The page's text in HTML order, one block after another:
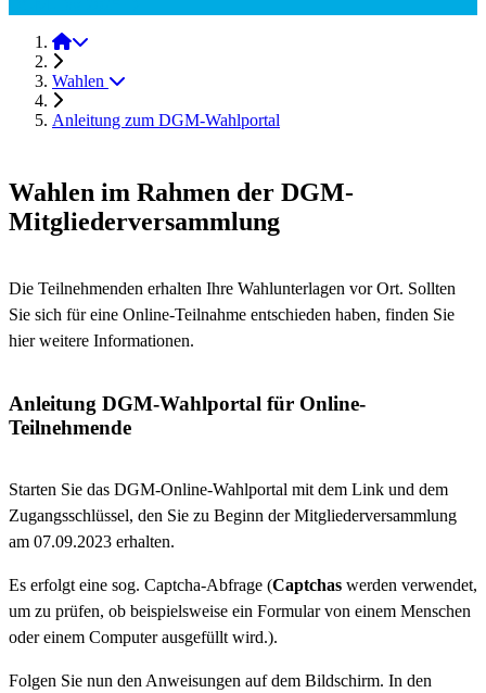
DGM-Tag 2023
Wahlen
Anleitung zum DGM-Wahlportal
Wahlen im Rahmen der DGM-
Mitgliederversammlung
Die Teilnehmenden erhalten Ihre Wahlunterlagen vor Ort. Sollten
Sie sich für eine Online-Teilnahme entschieden haben, finden Sie
hier weitere Informationen.
Anleitung DGM-Wahlportal für Online-
Teilnehmende
Starten Sie das DGM-Online-Wahlportal mit dem Link und dem
Zugangsschlüssel, den Sie zu Beginn der Mitgliederversammlung
am 07.09.2023 erhalten.
Es erfolgt eine sog. Captcha-Abfrage (Captchas werden verwendet,
um zu prüfen, ob beispielsweise ein Formular von einem Menschen
oder einem Computer ausgefüllt wird.).
Folgen Sie nun den Anweisungen auf dem Bildschirm. In den